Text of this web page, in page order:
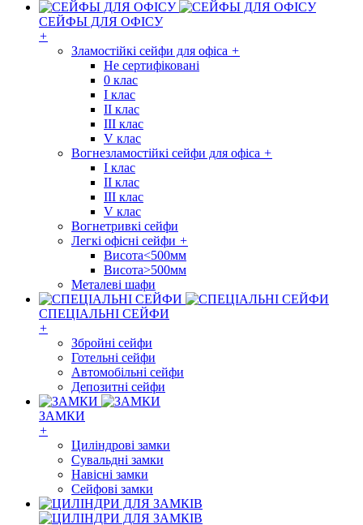
СЕЙФЫ ДЛЯ ОФІСУ
+
Зламостійкі сейфи для офіса +
Не сертифіковані
0 клас
I клас
II клас
III клас
V клас
Вогнезламостійкі сейфи для офіса +
I клас
II клас
III клас
V клас
Вогнетривкі сейфи
Легкі офісні сейфи +
Висота<500мм
Висота>500мм
Металеві шафи
СПЕЦІАЛЬНІ СЕЙФИ
+
Збройні сейфи
Готельні сейфи
Автомобільні сейфи
Депозитні сейфи
ЗАМКИ
+
Циліндрові замки
Сувальдні замки
Навісні замки
Сейфові замки